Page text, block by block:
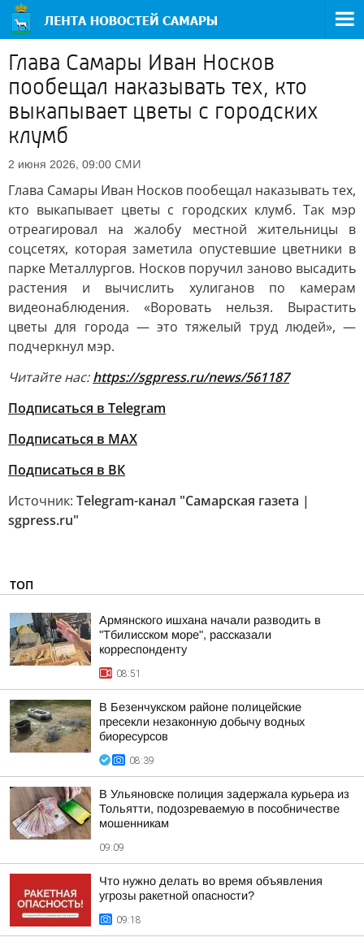
Глава Самары Иван Носков
пообещал наказывать тех, кто
выкапывает цветы с городских
клумб
2 июня 2026, 09:00 СМИ
Глава Самары Иван Носков пообещал наказывать тех,
кто выкапывает цветы с городских клумб. Так мэр
отреагировал на жалобу местной жительницы в
соцсетях, которая заметила опустевшие цветники в
парке Металлургов. Носков поручил заново высадить
растения и вычислить хулиганов по камерам
видеонаблюдения. «Воровать нельзя. Вырастить
цветы для города — это тяжелый труд людей», —
подчеркнул мэр.
Читайте нас:https://sgpress.ru/news/561187
Подписаться в Telegram
Подписаться в MAX
Подписаться в ВК
Источник: Telegram-канал "Самарская газета |
sgpress.ru"
ТОП
Армянского ишхана начали разводить в
"Тбилисском море", рассказали
корреспонденту
08:51
В Безенчукском районе полицейские
пресекли незаконную добычу водных
биоресурсов
08:39
В Ульяновске полиция задержала курьера из
Тольятти, подозреваемую в пособничестве
мошенникам
09:09
Что нужно делать во время объявления
угрозы ракетной опасности?
09:18